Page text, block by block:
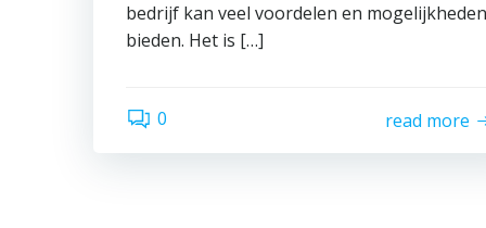
bedrijf kan veel voordelen en mogelijkheden
bieden. Het is […]
0 read more